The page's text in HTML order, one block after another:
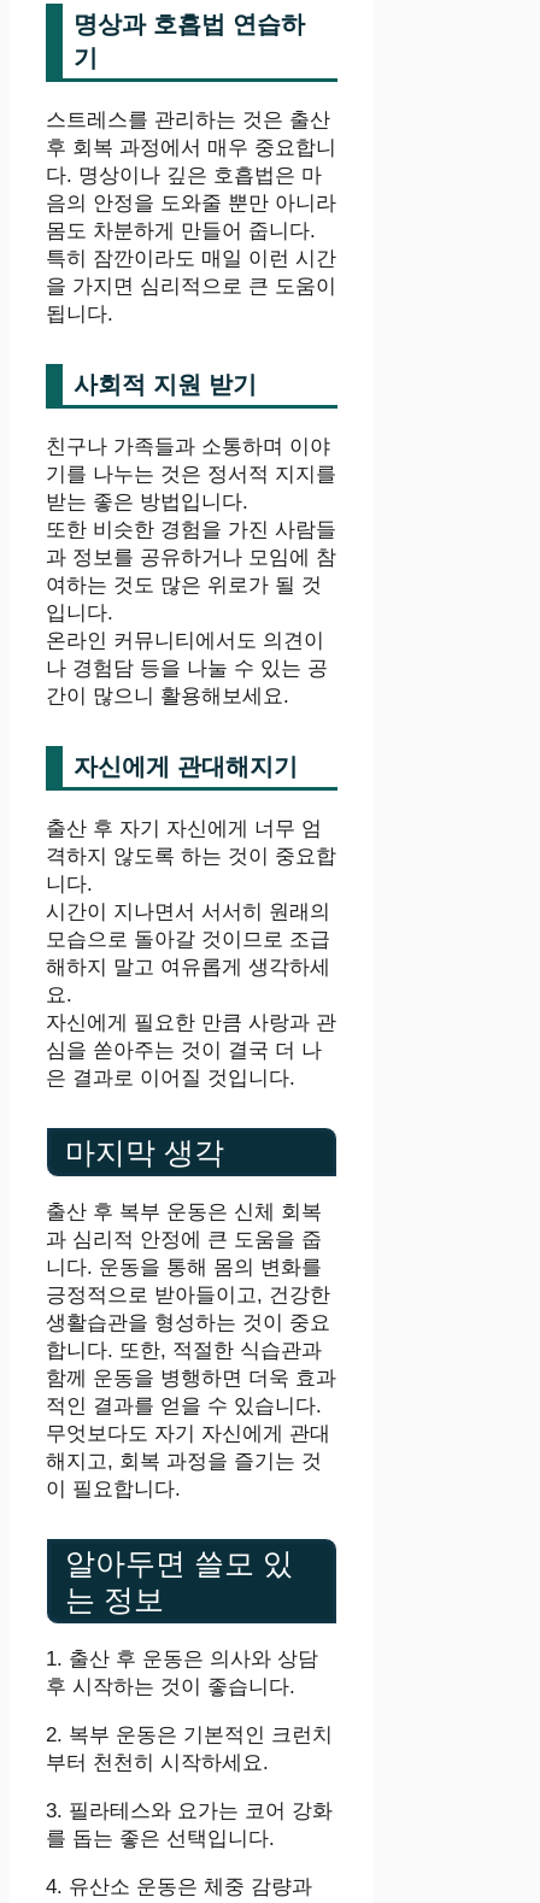
명상과 호흡법 연습하
기
스트레스를 관리하는 것은 출산
후 회복 과정에서 매우 중요합니
다. 명상이나 깊은 호흡법은 마
음의 안정을 도와줄 뿐만 아니라
몸도 차분하게 만들어 줍니다.
특히 잠깐이라도 매일 이런 시간
을 가지면 심리적으로 큰 도움이
됩니다.
사회적 지원 받기
친구나 가족들과 소통하며 이야
기를 나누는 것은 정서적 지지를
받는 좋은 방법입니다.
또한 비슷한 경험을 가진 사람들
과 정보를 공유하거나 모임에 참
여하는 것도 많은 위로가 될 것
입니다.
온라인 커뮤니티에서도 의견이
나 경험담 등을 나눌 수 있는 공
간이 많으니 활용해보세요.
자신에게 관대해지기
출산 후 자기 자신에게 너무 엄
격하지 않도록 하는 것이 중요합
니다.
시간이 지나면서 서서히 원래의
모습으로 돌아갈 것이므로 조급
해하지 말고 여유롭게 생각하세
요.
자신에게 필요한 만큼 사랑과 관
심을 쏟아주는 것이 결국 더 나
은 결과로 이어질 것입니다.
마지막 생각
출산 후 복부 운동은 신체 회복
과 심리적 안정에 큰 도움을 줍
니다. 운동을 통해 몸의 변화를
긍정적으로 받아들이고, 건강한
생활습관을 형성하는 것이 중요
합니다. 또한, 적절한 식습관과
함께 운동을 병행하면 더욱 효과
적인 결과를 얻을 수 있습니다.
무엇보다도 자기 자신에게 관대
해지고, 회복 과정을 즐기는 것
이 필요합니다.
알아두면 쓸모 있
는 정보
1. 출산 후 운동은 의사와 상담
후 시작하는 것이 좋습니다.
2. 복부 운동은 기본적인 크런치
부터 천천히 시작하세요.
3. 필라테스와 요가는 코어 강화
를 돕는 좋은 선택입니다.
4. 유산소 운동은 체중 감량과